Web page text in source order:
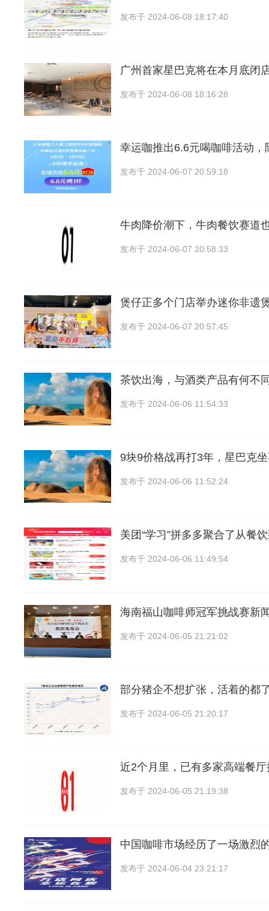
发布于 2024-06-08 18:17:40
广州首家星巴克将在本月底闭
发布于 2024-06-08 18:16:28
幸运咖推出6.6元喝咖啡活动，
发布于 2024-06-07 20:59:18
牛肉降价潮下，牛肉餐饮赛道
发布于 2024-06-07 20:58:33
煲仔正多个门店举办迷你非遗
发布于 2024-06-07 20:57:45
茶饮出海，与酒类产品有何不
发布于 2024-06-06 11:54:33
9块9价格战再打3年，星巴克
发布于 2024-06-06 11:52:24
美团“学习”拼多多聚合了从餐
发布于 2024-06-06 11:49:54
海南福山咖啡师冠军挑战赛新
发布于 2024-06-05 21:21:02
部分猪企不想扩张，活着的都
发布于 2024-06-05 21:20:17
近2个月里，已有多家高端餐
发布于 2024-06-05 21:19:38
中国咖啡市场经历了一场激烈
发布于 2024-06-04 23:21:17